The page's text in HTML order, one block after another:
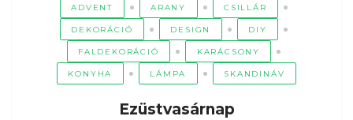
ADVENT ARANY CSILLÁR
DEKORÁCIÓ DESIGN DIY
FALDEKORÁCIÓ KARÁCSONY
KONYHA LÁMPA SKANDINÁV
Ezüstvasárnap